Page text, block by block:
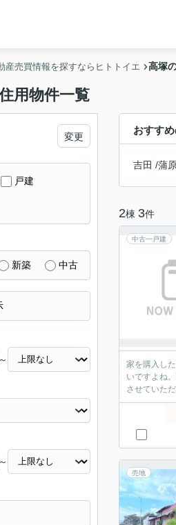
産売買情報を探すならヒトトイエ 高塚
用物件一覧
おすす
吉田 /蒲
2棟 3件
中古一戸建
家を購入し
いですよね
売地
変更
戸建
新築 中古
～
～